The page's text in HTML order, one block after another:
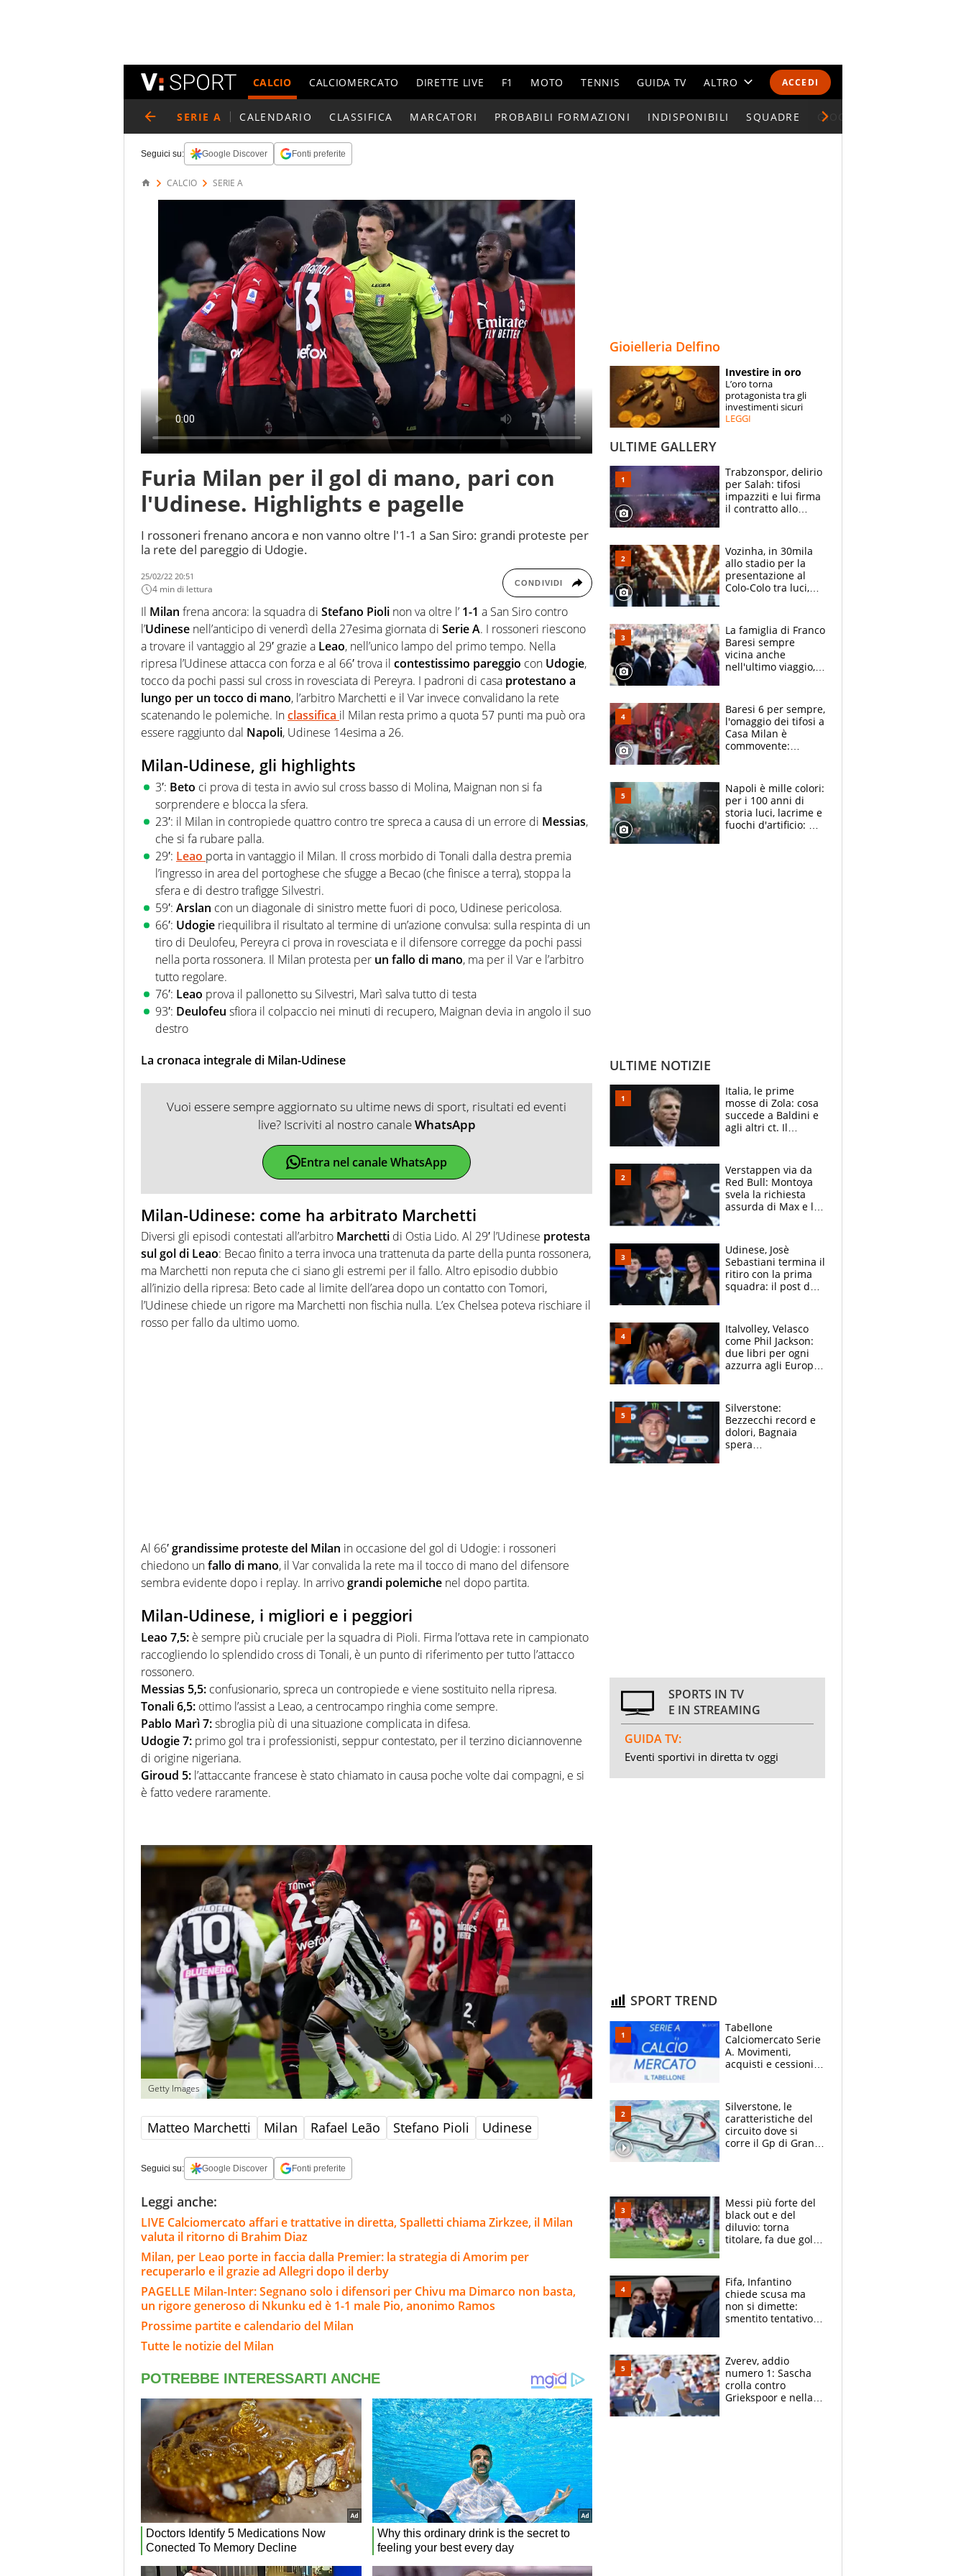
ACCEDI
CALCIO CALCIOMERCATO DIRETTE LIVE F1 MOTO TENNIS GUIDA TV ALTRO
CALENDARI E CLASSIFICHE
ESPERTI
CONTATTI
SERIE A CALENDARIO CLASSIFICA MARCATORI PROBABILI FORMAZIONI INDISPONIBILI SQUADRE GIOCATORI SERIE A
Seguici su: Google Discover Fonti preferite
CALCIO SERIE A
Furia Milan per il gol di mano, pari con
l'Udinese. Highlights e pagelle
I rossoneri frenano ancora e non vanno oltre l'1-1 a San Siro: grandi proteste per
la rete del pareggio di Udogie.
25/02/22 20:51
4 min di lettura CONDIVIDI
Il Milan frena ancora: la squadra di Stefano Pioli non va oltre l’ 1-1 a San Siro contro
l’Udinese nell’anticipo di venerdì della 27esima giornata di Serie A. I rossoneri riescono
a trovare il vantaggio al 29′ grazie a Leao, nell’unico lampo del primo tempo. Nella
ripresa l’Udinese attacca con forza e al 66′ trova il contestissimo pareggio con Udogie,
tocco da pochi passi sul cross in rovesciata di Pereyra. I padroni di casa protestano a
lungo per un tocco di mano, l’arbitro Marchetti e il Var invece convalidano la rete
scatenando le polemiche. Inclassifica il Milan resta primo a quota 57 punti ma può ora
essere raggiunto dal Napoli, Udinese 14esima a 26.
Milan-Udinese, gli highlights
3′: Beto ci prova di testa in avvio sul cross basso di Molina, Maignan non si fa
sorprendere e blocca la sfera.
23′: il Milan in contropiede quattro contro tre spreca a causa di un errore di Messias,
che si fa rubare palla.
29′: Leao porta in vantaggio il Milan. Il cross morbido di Tonali dalla destra premia
l’ingresso in area del portoghese che sfugge a Becao (che finisce a terra), stoppa la
sfera e di destro trafigge Silvestri.
59′: Arslan con un diagonale di sinistro mette fuori di poco, Udinese pericolosa.
66′: Udogie riequilibra il risultato al termine di un’azione convulsa: sulla respinta di un
tiro di Deulofeu, Pereyra ci prova in rovesciata e il difensore corregge da pochi passi
nella porta rossonera. Il Milan protesta per un fallo di mano, ma per il Var e l’arbitro
tutto regolare.
76′: Leao prova il pallonetto su Silvestri, Marì salva tutto di testa
93′: Deulofeu sfiora il colpaccio nei minuti di recupero, Maignan devia in angolo il suo
destro
La cronaca integrale di Milan-Udinese
Vuoi essere sempre aggiornato su ultime news di sport, risultati ed eventi
live? Iscriviti al nostro canaleWhatsApp
Entra nel canale WhatsApp
Milan-Udinese: come ha arbitrato Marchetti
Diversi gli episodi contestati all’arbitro Marchetti di Ostia Lido. Al 29′ l’Udinese protesta
sul gol di Leao: Becao finito a terra invoca una trattenuta da parte della punta rossonera,
ma Marchetti non reputa che ci siano gli estremi per il fallo. Altro episodio dubbio
all’inizio della ripresa: Beto cade al limite dell’area dopo un contatto con Tomori,
l’Udinese chiede un rigore ma Marchetti non fischia nulla. L’ex Chelsea poteva rischiare il
rosso per fallo da ultimo uomo.
Al 66′grandissime proteste del Milan in occasione del gol di Udogie: i rossoneri
chiedono unfallo di mano, il Var convalida la rete ma il tocco di mano del difensore
sembra evidente dopo i replay. In arrivograndi polemiche nel dopo partita.
Milan-Udinese, i migliori e i peggiori
Leao 7,5: è sempre più cruciale per la squadra di Pioli. Firma l’ottava rete in campionato
raccogliendo lo splendido cross di Tonali, è un punto di riferimento per tutto l’attacco
rossonero.
Messias 5,5: confusionario, spreca un contropiede e viene sostituito nella ripresa.
Tonali 6,5: ottimo l’assist a Leao, a centrocampo ringhia come sempre.
Pablo Marì 7:sbroglia più di una situazione complicata in difesa.
Udogie 7: primo gol tra i professionisti, seppur contestato, per il terzino diciannovenne
di origine nigeriana.
Giroud 5: l’attaccante francese è stato chiamato in causa poche volte dai compagni, e si
è fatto vedere raramente.
Getty Images
Matteo Marchetti Milan Rafael Leão Stefano Pioli Udinese
Seguici su: Google Discover Fonti preferite
Leggi anche:
LIVE Calciomercato affari e trattative in diretta, Spalletti chiama Zirkzee, il Milan
valuta il ritorno di Brahim Diaz
Milan, per Leao porte in faccia dalla Premier: la strategia di Amorim per
recuperarlo e il grazie ad Allegri dopo il derby
PAGELLE Milan-Inter: Segnano solo i difensori per Chivu ma Dimarco non basta,
un rigore generoso di Nkunku ed è 1-1 male Pio, anonimo Ramos
Prossime partite e calendario del Milan
Tutte le notizie del Milan
Gioielleria Delfino
Investire in oro
L’oro torna
protagonista tra gli
investimenti sicuri
LEGGI
ULTIME GALLERY
Trabzonspor, delirio
per Salah: tifosi
impazziti e lui firma
il contratto allo
Vozinha, in 30mila
allo stadio per la
presentazione al
Colo-Colo tra luci,
La famiglia di Franco
Baresi sempre
vicina anche
nell'ultimo viaggio,
circondati
dall'affetto dei tifosi
Baresi 6 per sempre,
l'omaggio dei tifosi a
Casa Milan è
commovente:
bigliettini
Napoli è mille colori:
per i 100 anni di
storia luci, lacrime e
fuochi d'artificio: De
ULTIME NOTIZIE
Italia, le prime
mosse di Zola: cosa
succede a Baldini e
agli altri ct. Il
azzurri
Verstappen via da
Red Bull: Montoya
svela la richiesta
assurda di Max e lo
McLaren siano
meglio?”
Udinese, Josè
Sebastiani termina il
ritiro con la prima
squadra: il post del
sfondo
Italvolley, Velasco
come Phil Jackson:
due libri per ogni
azzurra agli Europei.
Silverstone:
Bezzecchi record e
dolori, Bagnaia
spera
SPORTS IN TV
E IN STREAMING
GUIDA TV:
Eventi sportivi in diretta tv oggi
SPORT TREND
Tabellone
Calciomercato Serie
A. Movimenti,
acquisti e cessioni:
Silverstone, le
caratteristiche del
circuito dove si
corre il Gp di Gran
Messi più forte del
black out e del
diluvio: torna
titolare, fa due gol e
che ritiro
Fifa, Infantino
chiede scusa ma
non si dimette:
smentito tentativo di
Zverev, addio
numero 1: Sascha
crolla contro
Griekspoor e nella